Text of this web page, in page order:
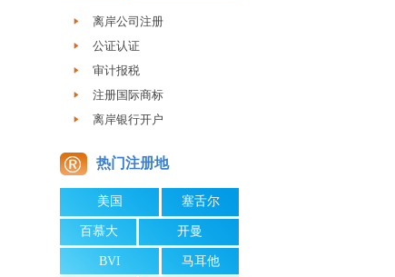
离岸公司注册
公证认证
审计报税
注册国际商标
离岸银行开户
热门注册地
美国 塞舌尔
百慕大 开曼
BVI 马耳他